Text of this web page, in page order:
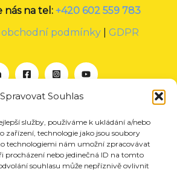
Spravovat Souhlas
služby, používáme k ukládání a/nebo
zařízení, technologie jako jsou soubory
technologiemi nám umožní zpracovávat
procházení nebo jedinečná ID na tomto
souhlasu může nepříznivě ovlivnit
na tel: +420 602 559 783
obchodní podmínky
GDPR
O nás
Projekty
Členství